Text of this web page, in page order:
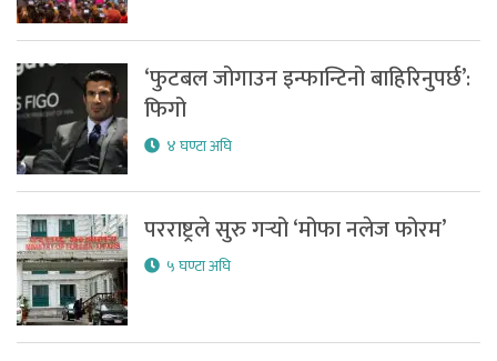
‘फुटबल जोगाउन इन्फान्टिनो बाहिरिनुपर्छ’:
फिगो
४ घण्टा अघि
परराष्ट्रले सुरु गर्‍यो ‘मोफा नलेज फोरम’
५ घण्टा अघि